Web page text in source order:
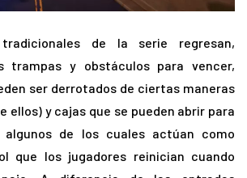
de la serie regresan,
trampas y obstáculos para vencer,
ser derrotados de ciertas maneras
ellos) y cajas que se pueden abrir para
algunos de los cuales actúan como
que los jugadores reinician cuando